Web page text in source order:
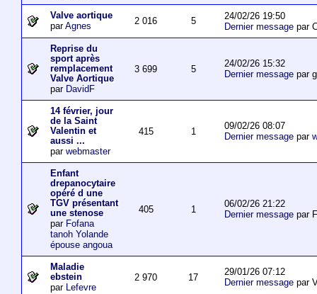
Valve aortique
parAgnes 2 016 5
24/02/26 19:50
Dernier messagepar
Reprise du
sport après
remplacement
Valve Aortique
par DavidF
3 699 5
24/02/26 15:32
Dernier messagepar
14 février, jour
de la Saint
Valentin et
aussi ...
par webmaster
415 1
09/02/26 08:07
Dernier messagepar
Enfant
drepanocytaire
opéré d une
TGV présentant
une stenose
par Fofana
tanoh Yolande
épouse angoua
405 1
06/02/26 21:22
Dernier messagepar
Maladie
ebstein
par Lefevre
2 970 17
29/01/26 07:12
Dernier messagepar